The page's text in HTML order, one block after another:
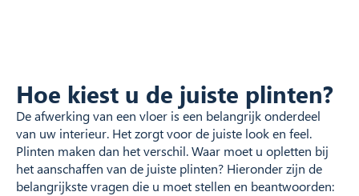
Hoe kiest u de juiste plinten?
De afwerking van een vloer is een belangrijk onderdeel
van uw interieur. Het zorgt voor de juiste look en feel.
Plinten maken dan het verschil. Waar moet u opletten bij
het aanschaffen van de juiste plinten? Hieronder zijn de
belangrijkste vragen die u moet stellen en beantwoorden: